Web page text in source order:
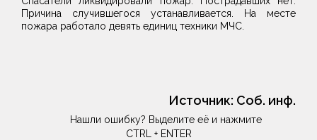
Причина случившегося устанавливается. На месте
пожара работало девять единиц техники МЧС.
Источник: Соб. инф.
Нашли ошибку? Выделите её и нажмите
CTRL + ENTER